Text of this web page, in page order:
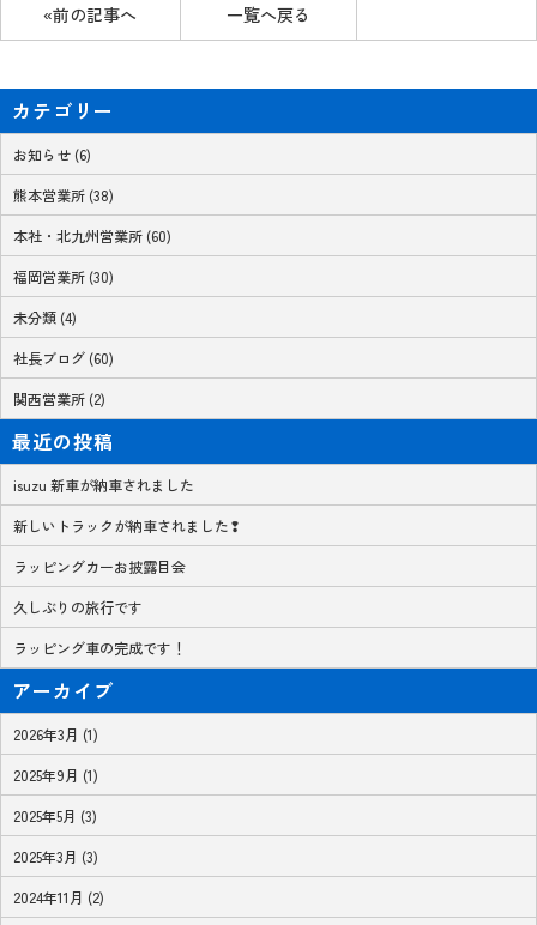
«前の記事へ 一覧へ戻る
カテゴリー
お知らせ (6)
熊本営業所 (38)
本社・北九州営業所 (60)
福岡営業所 (30)
未分類 (4)
社長ブログ (60)
関西営業所 (2)
最近の投稿
isuzu 新車が納車されました
新しいトラックが納車されました❢
ラッピングカーお披露目会
久しぶりの旅行です
ラッピング車の完成です！
アーカイブ
2026年3月 (1)
2025年9月 (1)
2025年5月 (3)
2025年3月 (3)
2024年11月 (2)